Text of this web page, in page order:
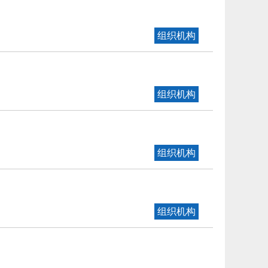
组织机构
组织机构
组织机构
组织机构